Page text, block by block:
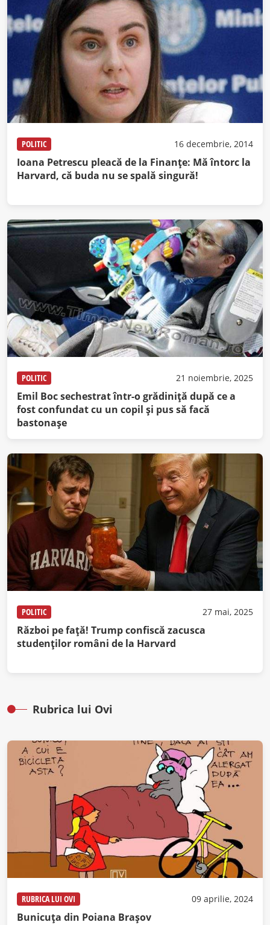
POLITIC 16 decembrie, 2014
Ioana Petrescu pleacă de la Finanţe: Mă întorc la
Harvard, că buda nu se spală singură!
POLITIC 21 noiembrie, 2025
Emil Boc sechestrat într-o grădiniță după ce a
fost confundat cu un copil și pus să facă
bastonașe
POLITIC 27 mai, 2025
Război pe faţă! Trump confiscă zacusca
studenţilor români de la Harvard
Rubrica lui Ovi
RUBRICA LUI OVI 09 aprilie, 2024
Bunicuța din Poiana Brașov